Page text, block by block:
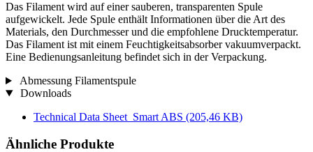
Das Filament wird auf einer sauberen, transparenten Spule
aufgewickelt. Jede Spule enthält Informationen über die Art des
Materials, den Durchmesser und die empfohlene Drucktemperatur.
Das Filament ist mit einem Feuchtigkeitsabsorber vakuumverpackt.
Eine Bedienungsanleitung befindet sich in der Verpackung.
Abmessung Filamentspule
Downloads
Technical Data Sheet_Smart ABS (205,46 KB)
Ähnliche Produkte